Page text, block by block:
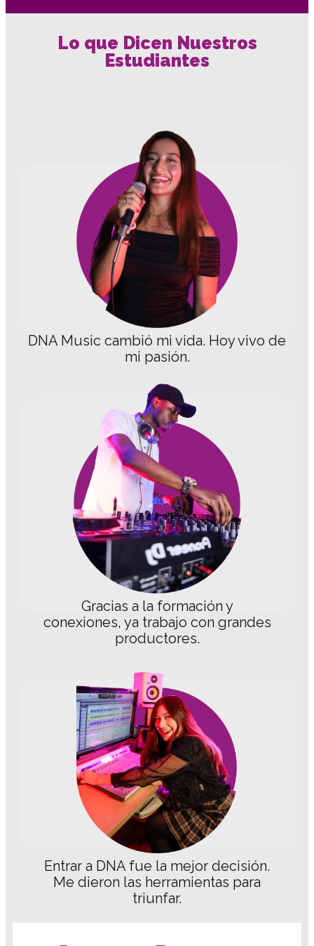
Lo que Dicen Nuestros
Estudiantes
DNA Music cambió mi vida. Hoy vivo de
mi pasión.
Gracias a la formación y
conexiones, ya trabajo con grandes
productores.
Entrar a DNA fue la mejor decisión.
Me dieron las herramientas para
triunfar.